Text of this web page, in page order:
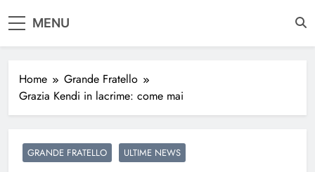
MENU
Home
Grande Fratello
Grazia Kendi in lacrime: come mai
GRANDE FRATELLO ULTIME NEWS